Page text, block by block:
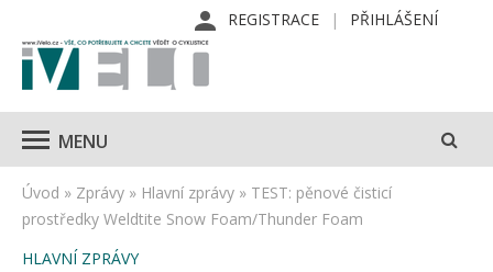
REGISTRACE PŘIHLÁŠENÍ
MENU
Úvod » Zprávy » Hlavní zprávy » TEST: pěnové čisticí
prostředky Weldtite Snow Foam/Thunder Foam
HLAVNÍ ZPRÁVY